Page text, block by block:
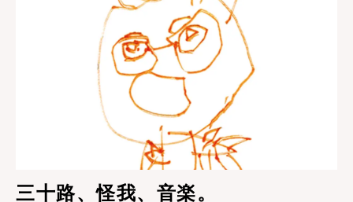
三十路、怪我、音楽。